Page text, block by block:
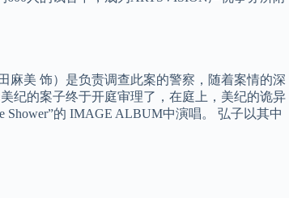
麻美 饰）是负责调查此案的警察，随着案情的深
纪的案子终于开庭审理了，在庭上，美纪的诡异
的 IMAGE ALBUM中演唱。 弘子以其中